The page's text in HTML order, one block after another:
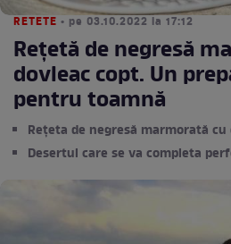
RETETE • pe 03.10.2022 la 17:12
Rețetă de negresă
dovleac copt. Un
pentru toamnă
Rețeta de negresă marmorată cu
Desertul care se va completa